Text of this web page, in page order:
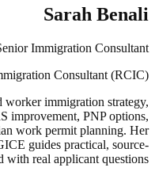
Sarah Benali
Immigration Consultant
Consultant (RCIC)
worker immigration strategy,
improvement, PNP options,
work permit planning. Her
guides practical, source-
with real applicant questions.